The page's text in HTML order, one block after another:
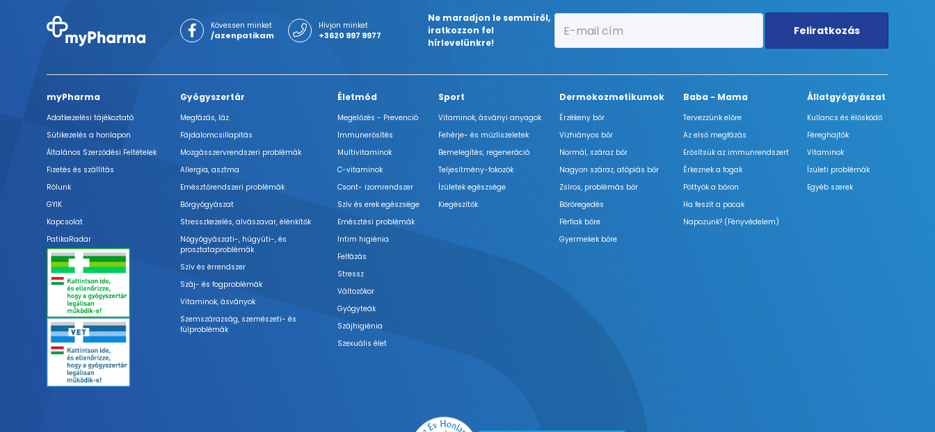
Kövessen minket
/azenpatikam
Hívjon minket
+3620 997 9977
Ne maradjon le semmiről,
iratkozzon fel
hírlevelünkre!
Feliratkozás
myPharma
Adatkezelési tájékoztató
Sütikezelés a honlapon
Általános Szerződési Feltételek
Fizetés és szállítás
Rólunk
GYIK
Kapcsolat
PatikaRadar
Gyógyszertár
Megfázás, láz
Fájdalomcsillapítás
Mozgásszervrendszeri problémák
Allergia, asztma
Emésztőrendszeri problémák
Bőrgyógyászat
Stresszkezelés, alvászavar, élénkítők
Nőgyógyászati-, húgyúti-, és
prosztataproblémák
Szív és érrendszer
Száj- és fogproblémák
Vitaminok, ásványok
Szemszárazság, szemészeti- és
fülproblémák
Életmód
Megelőzés - Prevenció
Immunerősítés
Multivitaminok
C-vitaminok
Csont- izomrendszer
Szív és erek egészsége
Emésztési problémák
Intim higiénia
Felfázás
Stressz
Változókor
Gyógyteák
Szájhigiénia
Szexuális élet
Sport
Vitaminok, ásványi anyagok
Fehérje- és műzliszeletek
Bemelegítés, regeneráció
Teljesítmény-fokozók
Ízületek egészsége
Kiegészítők
Dermokozmetikumok
Érzékeny bőr
Vízhiányos bőr
Normál, száraz bőr
Nagyon száraz, atópiás bőr
Zsíros, problémás bőr
Bőröregedés
Férfiak bőre
Gyermekek bőre
Baba - Mama
Tervezzünk előre
Az első megfázás
Erősítsük az immunrendszert
Érkeznek a fogak
Pöttyök a bőron
Ha feszít a pocak
Napozunk? (Fényvédelem)
Állatgyógyászat
Kullancs és élősködő
Féreghajtók
Vitaminok
Ízületi problémák
Egyéb szerek